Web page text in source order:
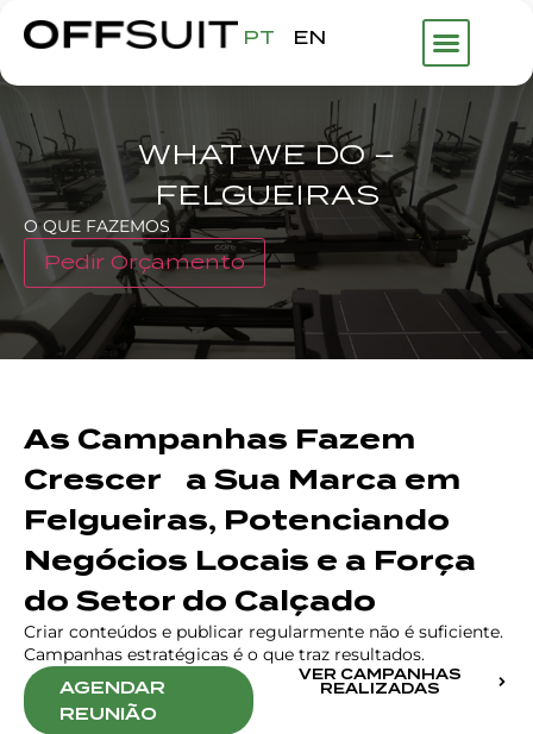
PT EN
WHAT WE DO –
FELGUEIRAS
O QUE FAZEMOS
Pedir Orçamento
As Campanhas Fazem
Crescer a Sua Marca em
Felgueiras, Potenciando
Negócios Locais e a Força
do Setor do Calçado
Criar conteúdos e publicar regularmente não é suficiente.
Campanhas estratégicas é o que traz resultados.
AGENDAR
REUNIÃO
VER CAMPANHAS
REALIZADAS